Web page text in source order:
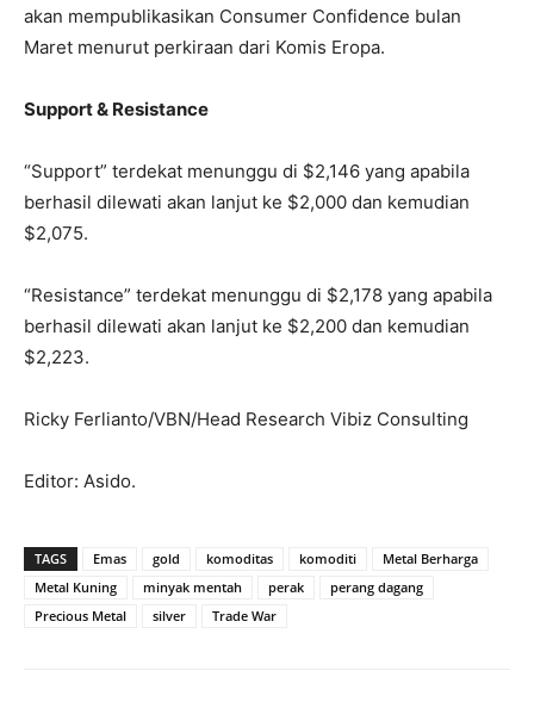
akan mempublikasikan Consumer Confidence bulan
Maret menurut perkiraan dari Komis Eropa.
Support & Resistance
“Support” terdekat menunggu di $2,146 yang apabila
berhasil dilewati akan lanjut ke $2,000 dan kemudian
$2,075.
“Resistance” terdekat menunggu di $2,178 yang apabila
berhasil dilewati akan lanjut ke $2,200 dan kemudian
$2,223.
Ricky Ferlianto/VBN/Head Research Vibiz Consulting
Editor: Asido.
TAGS Emas gold komoditas komoditi
Metal Berharga
Metal Kuning
minyak mentah perak
perang dagang
Precious Metal
silver Trade War